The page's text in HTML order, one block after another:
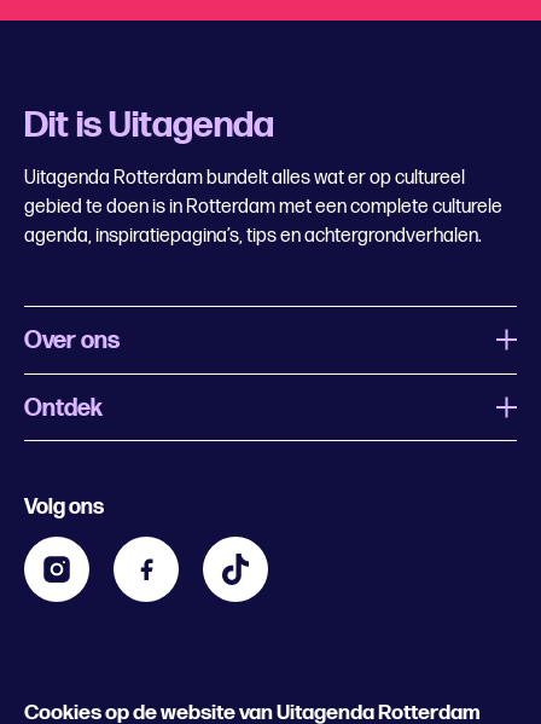
Cookies op de website van Uitagenda Rotterdam
Dit is Uitagenda
Uitagenda Rotterdam bundelt alles wat er op cultureel
gebied te doen is in Rotterdam met een complete culturele
agenda, inspiratiepagina’s, tips en achtergrondverhalen.
Over ons
Wat is Uitagenda Rotterdam
Contact
Zakelijk
Ontdek
Kids
Volg ons